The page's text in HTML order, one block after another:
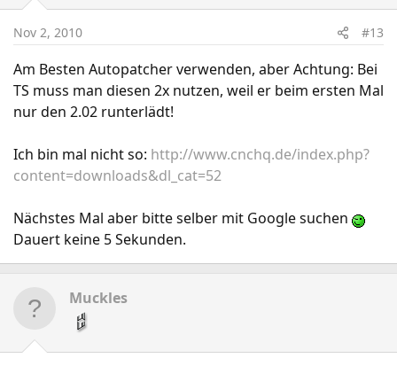
Nov 2, 2010 #13
Am Besten Autopatcher verwenden, aber Achtung: Bei
TS muss man diesen 2x nutzen, weil er beim ersten Mal
nur den 2.02 runterlädt!
Ich bin mal nicht so: http://www.cnchq.de/index.php?
content=downloads&dl_cat=52
Nächstes Mal aber bitte selber mit Google suchen
Dauert keine 5 Sekunden.
Muckles